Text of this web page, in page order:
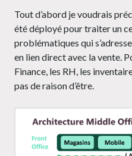
Tout d’abord je voudrais
été déployé pour traiter un
problématiques qui
en lien direct avec la vente.
Finance, les RH, les
pas de raison d’être.